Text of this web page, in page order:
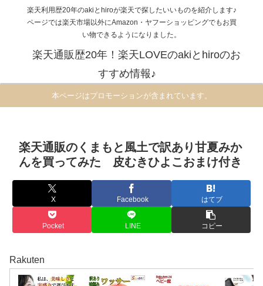
楽天利用歴20年のakiとhiroが楽天で探したいいものを紹介します♪
ページでは楽天市場以外にAmazon・ヤフーショッピングでもお買
い物できるようになりました。
楽天通販歴20年！楽天LOVEのakiとhiroのお
すすめ情報♪
本ページはプロモーションが含まれています。
楽天通販のくまもと風土で訳あり甘夏みか
んを買ってみた 皮むきひよこおまけ付き
X Facebook はてブ
Pocket LINE コピー
Rakuten